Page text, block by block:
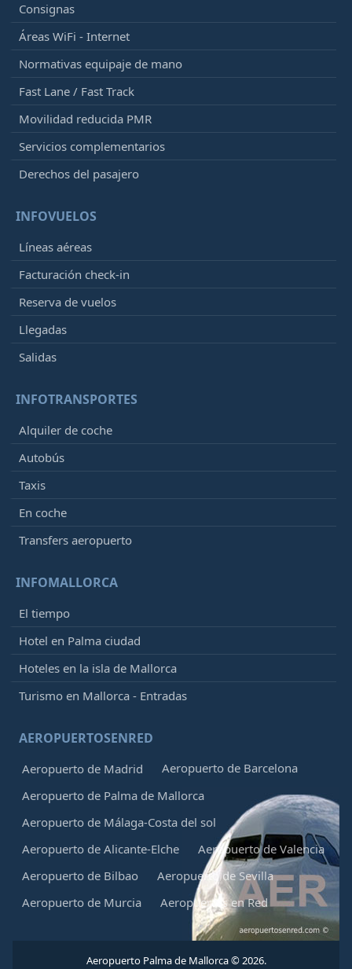
Consignas
Áreas WiFi - Internet
Normativas equipaje de mano
Fast Lane / Fast Track
Movilidad reducida PMR
Servicios complementarios
Derechos del pasajero
INFOVUELOS
Líneas aéreas
Facturación check-in
Reserva de vuelos
Llegadas
Salidas
INFOTRANSPORTES
Alquiler de coche
Autobús
Taxis
En coche
Transfers aeropuerto
INFOMALLORCA
El tiempo
Hotel en Palma ciudad
Hoteles en la isla de Mallorca
Turismo en Mallorca - Entradas
AEROPUERTOSENRED
Aeropuerto de Madrid
Aeropuerto de Barcelona
Aeropuerto de Palma de Mallorca
Aeropuerto de Málaga-Costa del sol
Aeropuerto de Alicante-Elche
Aeropuerto de Valencia
Aeropuerto de Bilbao
Aeropuerto de Sevilla
Aeropuerto de Murcia
Aeropuertos en Red
Aeropuerto Palma de Mallorca © 2026.